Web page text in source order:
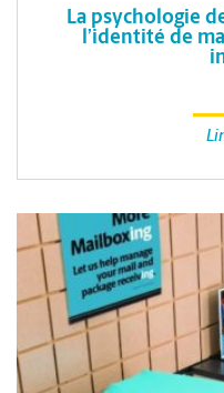
La psychologie
l’identité de